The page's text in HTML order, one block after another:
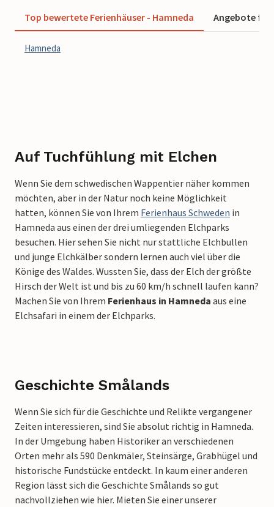
Top bewertete Ferienhäuser - Hamneda Angebote für
Hamneda
Auf Tuchfühlung mit Elchen
Wenn Sie dem schwedischen Wappentier näher kommen
möchten, aber in der Natur noch keine Möglichkeit
hatten, können Sie von Ihrem Ferienhaus Schweden in
Hamneda aus einen der drei umliegenden Elchparks
besuchen. Hier sehen Sie nicht nur stattliche Elchbullen
und junge Elchkälber sondern lernen auch viel über die
Könige des Waldes. Wussten Sie, dass der Elch der größte
Hirsch der Welt ist und bis zu 60 km/h schnell laufen kann?
Machen Sie von Ihrem Ferienhaus in Hamneda aus eine
Elchsafari in einem der Elchparks.
Geschichte Smålands
Wenn Sie sich für die Geschichte und Relikte vergangener
Zeiten interessieren, sind Sie absolut richtig in Hamneda.
In der Umgebung haben Historiker an verschiedenen
Orten mehr als 590 Denkmäler, Steinsärge, Grabhügel und
historische Fundstücke entdeckt. In kaum einer anderen
Region lässt sich die Geschichte Smålands so gut
nachvollziehen wie hier. Mieten Sie einer unserer